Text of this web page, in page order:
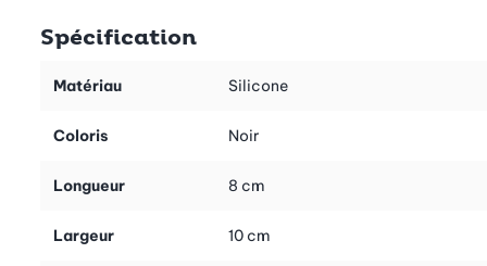
Une légère pression sur l'enveloppe en silicone souple suffit pour
liquide vaisselle, de manière propre, simple et efficace. Le
pompe de dosage et de remplir le liquide souhaité sans effort.
toujours bien en place – sans basculer ni glisser. Pratique,
Spécification
Matériau Silicone
Coloris Noir
Longueur 8 cm
Largeur 10 cm